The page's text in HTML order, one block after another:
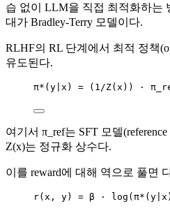
습 없이 LLM을 직접 최적화하는
대가 Bradley-Terry 모델이다.
RLHF의 RL 단계에서 최적 정책
유도된다.
π*(y|x) = (1/Z(x)) ·
여기서 π_ref는 SFT 모델
Z(x)는 정규화 상수다.
이를 reward에 대해 역으로 풀면
r(x, y) = β ·